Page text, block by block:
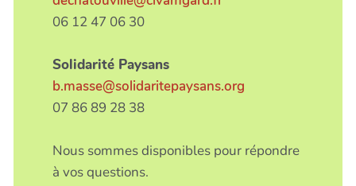
06 12 47 06 30
Solidarité Paysans
b.masse@solidaritepaysans.org
07 86 89 28 38
Nous sommes disponibles pour répondre
à vos questions.